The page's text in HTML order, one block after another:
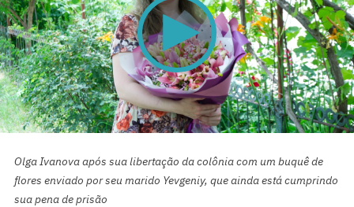
seconds
Olga Ivanova após sua libertação da colônia com um buquê de
flores enviado por seu marido Yevgeniy, que ainda está cumprindo
sua pena de prisão